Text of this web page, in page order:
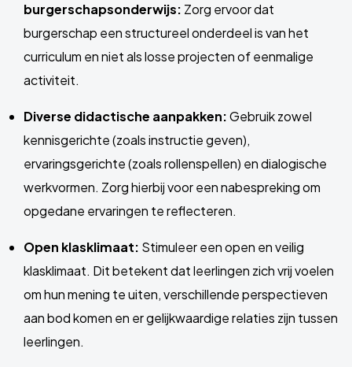
burgerschapsonderwijs: Zorg ervoor dat
burgerschap een structureel onderdeel is van het
curriculum en niet als losse projecten of eenmalige
activiteit.
Diverse didactische aanpakken:Gebruik zowel
kennisgerichte (zoals instructie geven),
ervaringsgerichte (zoals rollenspellen) en dialogische
werkvormen. Zorg hierbij voor een nabespreking om
opgedane ervaringen te reflecteren.
Open klasklimaat: Stimuleer een open en veilig
klasklimaat. Dit betekent dat leerlingen zich vrij voelen
om hun mening te uiten, verschillende perspectieven
aan bod komen en er gelijkwaardige relaties zijn tussen
leerlingen.